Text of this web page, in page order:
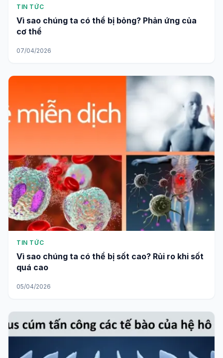
TIN TỨC
Vì sao chúng ta có thể bị bỏng? Phản ứng của
cơ thể
07/04/2026
TIN TỨC
Vì sao chúng ta có thể bị sốt cao? Rủi ro khi sốt
quá cao
05/04/2026